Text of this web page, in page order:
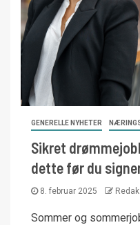
GENERELLE NYHETER
Sikret
dette før du
8. februar 2025
Sommer og